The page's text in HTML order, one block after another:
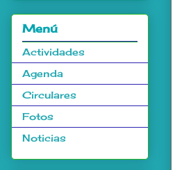
Menú
Actividades
Agenda
Circulares
Fotos
Noticias